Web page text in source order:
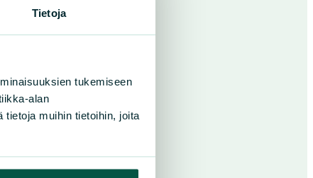
Tietoja
tukemiseen
alan
muihin tietoihin, joita